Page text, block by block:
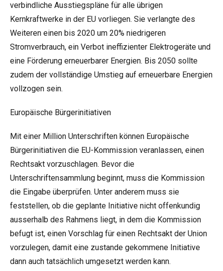
verbindliche Ausstiegspläne für alle übrigen
Kernkraftwerke in der EU vorliegen. Sie verlangte des
Weiteren einen bis 2020 um 20% niedrigeren
Stromverbrauch, ein Verbot ineffizienter Elektrogeräte und
eine Förderung erneuerbarer Energien. Bis 2050 sollte
zudem der vollständige Umstieg auf erneuerbare Energien
vollzogen sein.
Europäische Bürgerinitiativen
Mit einer Million Unterschriften können Europäische
Bürgerinitiativen die EU-Kommission veranlassen, einen
Rechtsakt vorzuschlagen. Bevor die
Unterschriftensammlung beginnt, muss die Kommission
die Eingabe überprüfen. Unter anderem muss sie
feststellen, ob die geplante Initiative nicht offenkundig
ausserhalb des Rahmens liegt, in dem die Kommission
befugt ist, einen Vorschlag für einen Rechtsakt der Union
vorzulegen, damit eine zustande gekommene Initiative
dann auch tatsächlich umgesetzt werden kann.